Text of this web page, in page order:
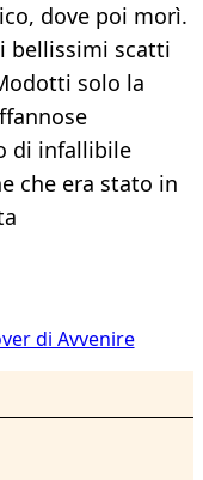
dove poi morì.
bellissimi scatti
solo la
di infallibile
che era stato in
di Avvenire